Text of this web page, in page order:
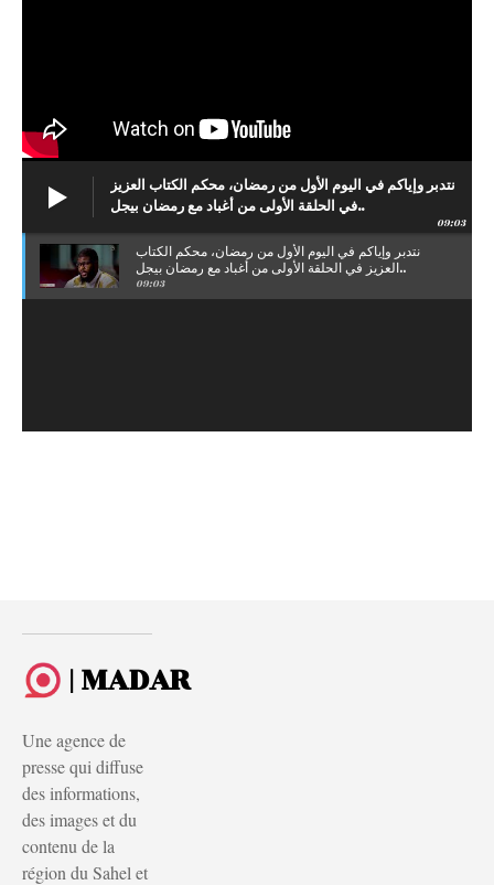
نتدبر وإياكم في اليوم الأول من رمضان، محكم الكتاب العزيز
في الحلقة الأولى من أغباد مع رمضان بيجل..
09:03
نتدبر وإياكم في اليوم الأول من رمضان، محكم الكتاب
العزيز في الحلقة الأولى من أغباد مع رمضان بيجل..
09:03
| MADAR
Une agence de
presse qui diffuse
des informations,
des images et du
contenu de la
région du Sahel et